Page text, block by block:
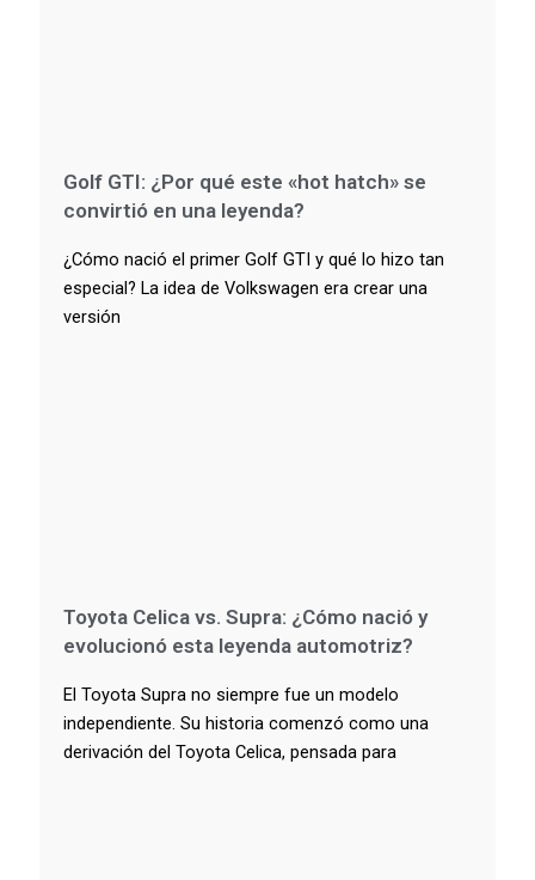
Golf GTI: ¿Por qué este «hot hatch» se
convirtió en una leyenda?
¿Cómo nació el primer Golf GTI y qué lo hizo tan
especial? La idea de Volkswagen era crear una
versión
Toyota Celica vs. Supra: ¿Cómo nació y
evolucionó esta leyenda automotriz?
El Toyota Supra no siempre fue un modelo
independiente. Su historia comenzó como una
derivación del Toyota Celica, pensada para